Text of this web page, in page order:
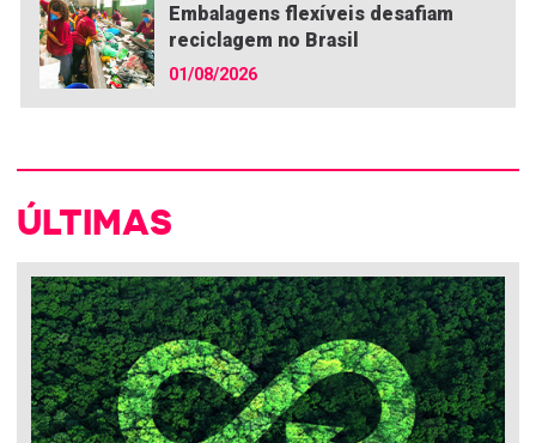
Embalagens flexíveis desafiam
reciclagem no Brasil
01/08/2026
ÚLTIMAS